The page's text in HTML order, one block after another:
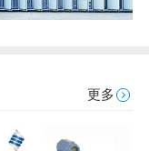
更多